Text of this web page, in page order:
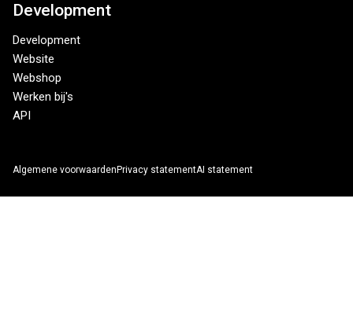
Development
Development
Website
Webshop
Werken bij's
API
Algemene voorwaarden Privacy statementAI statement